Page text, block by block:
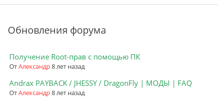
Обновления форума
Получение Root-прав с помощью ПК
ОтАлександр8 лет назад
Andrax PAYBACK / JHESSY / DragonFly | МОДЫ | FAQ
ОтАлександр8 лет назад